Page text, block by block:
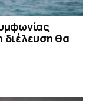
διέλευση θα